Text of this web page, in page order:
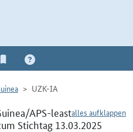
UZK-IA
alles aufklappen
APS-least
Stichtag 13.03.2025